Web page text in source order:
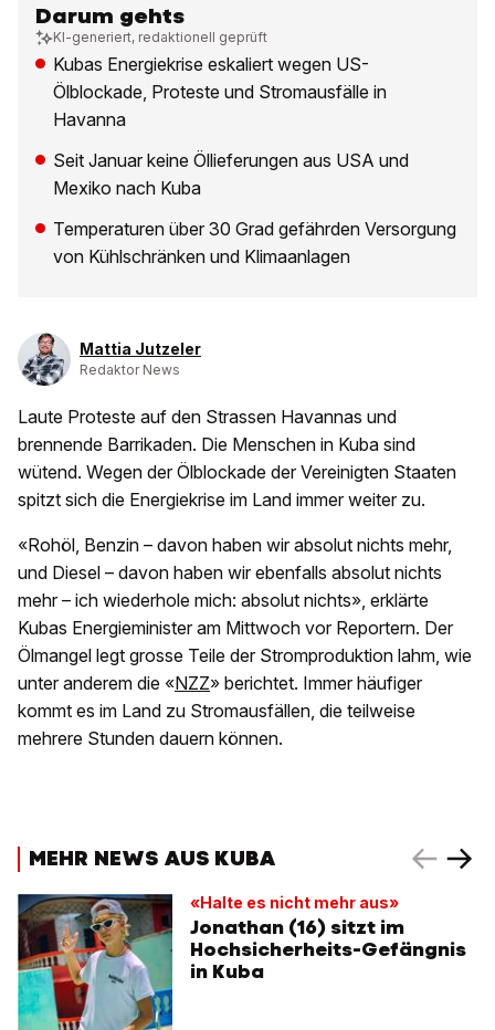
Darum gehts
KI-generiert, redaktionell geprüft
Kubas Energiekrise eskaliert wegen US-
Ölblockade, Proteste und Stromausfälle in
Havanna
Seit Januar keine Öllieferungen aus USA und
Mexiko nach Kuba
Temperaturen über 30 Grad gefährden Versorgung
von Kühlschränken und Klimaanlagen
Mattia Jutzeler
Redaktor News
Laute Proteste auf den Strassen Havannas und
brennende Barrikaden. Die Menschen in Kuba sind
wütend. Wegen der Ölblockade der Vereinigten Staaten
spitzt sich die Energiekrise im Land immer weiter zu.
«Rohöl, Benzin – davon haben wir absolut nichts mehr,
und Diesel – davon haben wir ebenfalls absolut nichts
mehr – ich wiederhole mich: absolut nichts», erklärte
Kubas Energieminister am Mittwoch vor Reportern. Der
Ölmangel legt grosse Teile der Stromproduktion lahm, wie
unter anderem die «NZZ» berichtet. Immer häufiger
kommt es im Land zu Stromausfällen, die teilweise
mehrere Stunden dauern können.
MEHR NEWS AUS KUBA
«Halte es nicht mehr aus»
Jonathan (16) sitzt im
Hochsicherheits-Gefängnis
in Kuba